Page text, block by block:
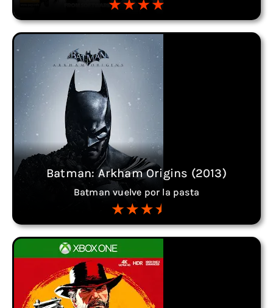
Batman: Arkham Origins (2013)
Batman vuelve por la pasta